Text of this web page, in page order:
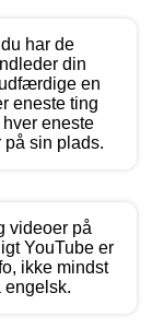
har de
din
en
eneste ting
eneste
på sin plads.
videoer på
YouTube er
ikke mindst
engelsk.